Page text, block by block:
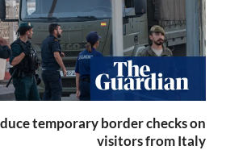
temporary border checks on
visitors from Italy